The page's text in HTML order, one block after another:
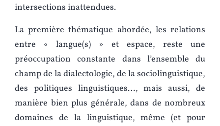
intersections inattendues.
La première thématique abordée, les relations
entre « langue(s) » et espace, reste une
préoccupation constante dans l’ensemble du
champ de la dialectologie, de la sociolinguistique,
des politiques linguistiques…, mais aussi, de
manière bien plus générale, dans de nombreux
domaines de la linguistique, même (et pour